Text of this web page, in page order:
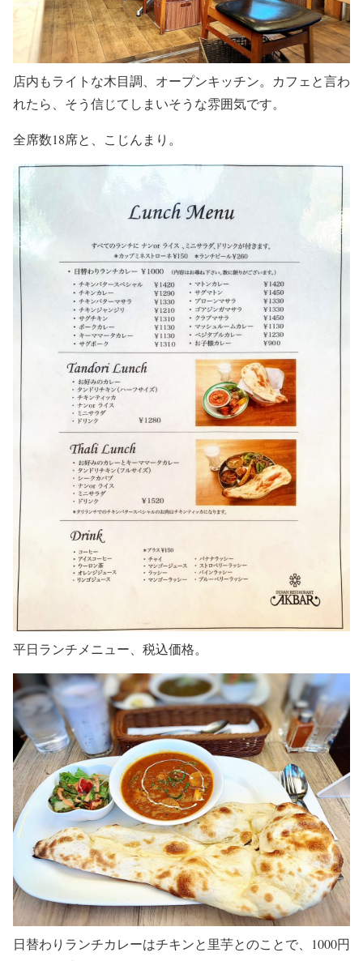
店内もライトな木目調、オープンキッチン。カフェと言わ
れたら、そう信じてしまいそうな雰囲気です。
全席数18席と、こじんまり。
平日ランチメニュー、税込価格。
日替わりランチカレーはチキンと里芋とのことで、1000円